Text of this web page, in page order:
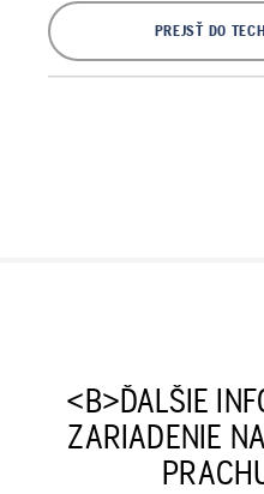
PREJSŤ DO
<B>ĎALŠIE
ZARIADENIE